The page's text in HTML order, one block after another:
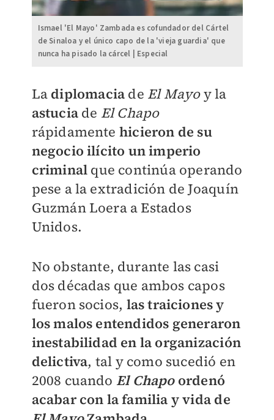
Ismael 'El Mayo' Zambada es cofundador del Cártel
de Sinaloa y el único capo de la 'vieja guardia' que
nunca ha pisado la cárcel | Especial
La diplomacia de El Mayoy la
astucia de El Chapo
rápidamente hicieron de su
negocio ilícito un imperio
criminal que continúa operando
pese a la extradición de Joaquín
Guzmán Loera a Estados
Unidos.
No obstante, durante las casi
dos décadas que ambos capos
fueron socios, las traiciones y
los malos entendidos generaron
inestabilidad en la organización
delictiva, tal y como sucedió en
2008 cuando El Chapoordenó
acabar con la familia y vida de